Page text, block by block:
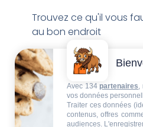
Trouvez ce qu'il vous
au bon endroit
Avec 134 partenaires,
vos données
Traiter ces données
contenus, offres
audiences.